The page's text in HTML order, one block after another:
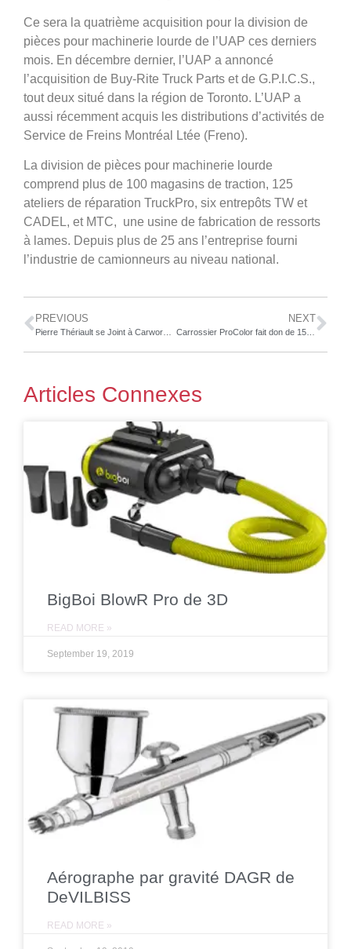
Ce sera la quatrième acquisition pour la division de
pièces pour machinerie lourde de l’UAP ces derniers
mois. En décembre dernier, l’UAP a annoncé
l’acquisition de Buy-Rite Truck Parts et de G.P.I.C.S.,
tout deux situé dans la région de Toronto. L’UAP a
aussi récemment acquis les distributions d’activités de
Service de Freins Montréal Ltée (Freno).
La division de pièces pour machinerie lourde
comprend plus de 100 magasins de traction, 125
ateliers de réparation TruckPro, six entrepôts TW et
CADEL, et MTC, une usine de fabrication de ressorts
à lames. Depuis plus de 25 ans l’entreprise fourni
l’industrie de camionneurs au niveau national.
PREVIOUS NEXT
Carrossier ProColor fait don de 15,000 $ pour les victimes d’inondation
Articles Connexes
BigBoi BlowR Pro de 3D
READ MORE »
September 19, 2019
Aérographe par gravité DAGR de
DeVILBISS
READ MORE »